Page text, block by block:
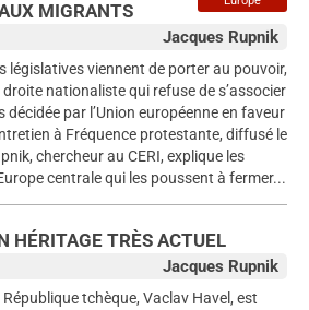
MIGRANTS
Jacques Rupnik
législatives viennent de porter au pouvoir,
nationaliste qui refuse de s’associer
par l’Union européenne en faveur
à Fréquence protestante, diffusé le
chercheur au CERI, explique les
centrale qui les poussent à fermer...
HÉRITAGE TRÈS ACTUEL
Jacques Rupnik
tchèque, Vaclav Havel, est